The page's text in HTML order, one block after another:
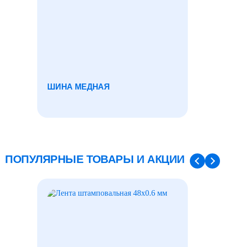
ШИНА МЕДНАЯ
ПОПУЛЯРНЫЕ ТОВАРЫ И АКЦИИ